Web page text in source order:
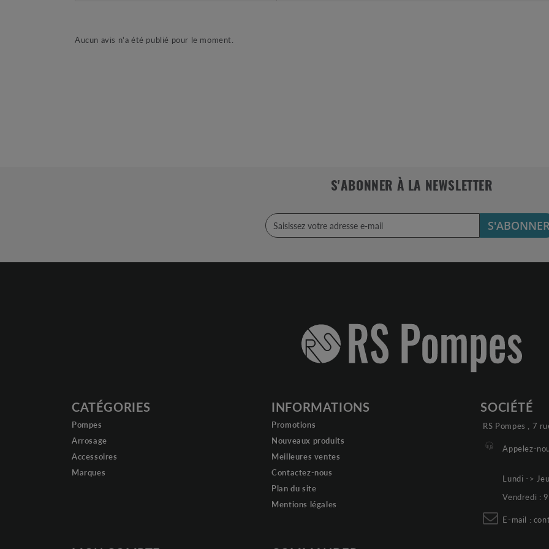
Aucun avis n'a été publié pour le moment.
S'ABONNER À LA NEWSLETTER
CATÉGORIES
Pompes
Arrosage
Accessoires
Marques
INFORMATIONS
Promotions
Nouveaux produits
Meilleures ventes
Contactez-nous
Plan du site
Mentions légales
SOCIÉTÉ
RS Pompes , 7
Appelez-
Lundi ->
Vendredi :
E-mail :